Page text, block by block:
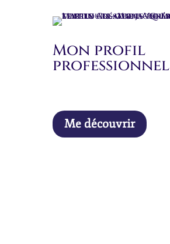
Mon profil
professionnel
Me découvrir